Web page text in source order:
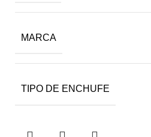
MARCA
TIPO DE ENCHUFE